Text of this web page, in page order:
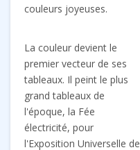
couleurs joyeuses.
La couleur devient le
premier vecteur de ses
tableaux. Il peint le plus
grand tableaux de
l'époque, la Fée
électricité, pour
l'Exposition Universelle de